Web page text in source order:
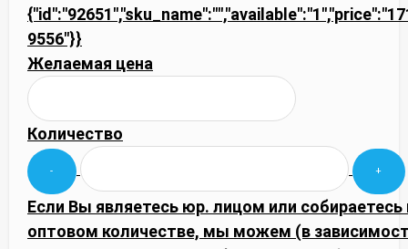
9556"}}
Желаемая цена
Количество
Если Вы являетесь юр. лицом или собираетесь
оптовом количестве, мы можем (в